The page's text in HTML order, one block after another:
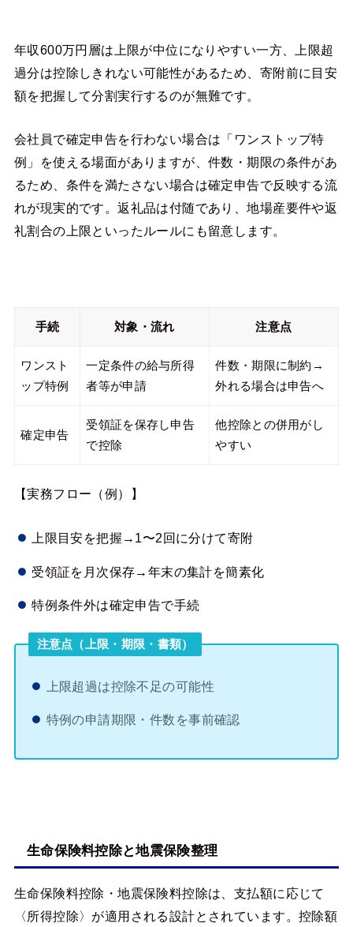
年収600万円層は上限が中位になりやすい一方、上限超
過分は控除しきれない可能性があるため、寄附前に目安
額を把握して分割実行するのが無難です。
会社員で確定申告を行わない場合は「ワンストップ特
例」を使える場面がありますが、件数・期限の条件があ
るため、条件を満たさない場合は確定申告で反映する流
れが現実的です。返礼品は付随であり、地場産要件や返
礼割合の上限といったルールにも留意します。
手続 対象・流れ 注意点
ワンスト
ップ特例
一定条件の給与所得
者等が申請
件数・期限に制約→
外れる場合は申告へ
確定申告
受領証を保存し申告
で控除
他控除との併用がし
やすい
【実務フロー（例）】
上限目安を把握→1〜2回に分けて寄附
受領証を月次保存→年末の集計を簡素化
特例条件外は確定申告で手続
注意点（上限・期限・書類）
上限超過は控除不足の可能性
特例の申請期限・件数を事前確認
生命保険料控除と地震保険整理
生命保険料控除・地震保険料控除は、支払額に応じて
〈所得控除〉が適用される設計とされています。控除額